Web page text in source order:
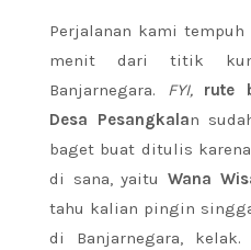
Perjalanan kami
menit dari titik
Banjarnegara. FYI, rute
Desa Pesangkalan
baget buat ditulis
di sana, yaituWana
tahu kalian pingin
di Banjarnegara,